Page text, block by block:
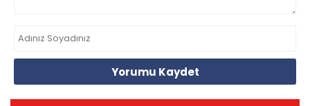
Yorumu Kaydet